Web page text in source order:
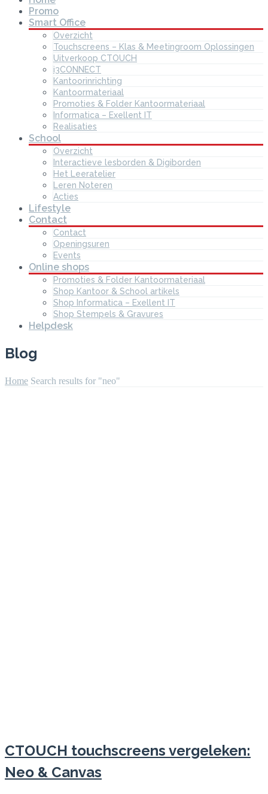
Promo
Smart Office
Overzicht
Touchscreens – Klas & Meetingroom Oplossingen
Uitverkoop CTOUCH
i3CONNECT
Kantoorinrichting
Kantoormateriaal
Promoties & Folder Kantoormateriaal
Informatica – Exellent IT
Realisaties
School
Overzicht
Interactieve lesborden & Digiborden
Het Leeratelier
Leren Noteren
Acties
Lifestyle
Contact
Contact
Openingsuren
Events
Online shops
Promoties & Folder Kantoormateriaal
Shop Kantoor & School artikels
Shop Informatica – Exellent IT
Shop Stempels & Gravures
Helpdesk
Blog
Home Search results for "neo"
CTOUCH touchscreens vergeleken:
Neo & Canvas